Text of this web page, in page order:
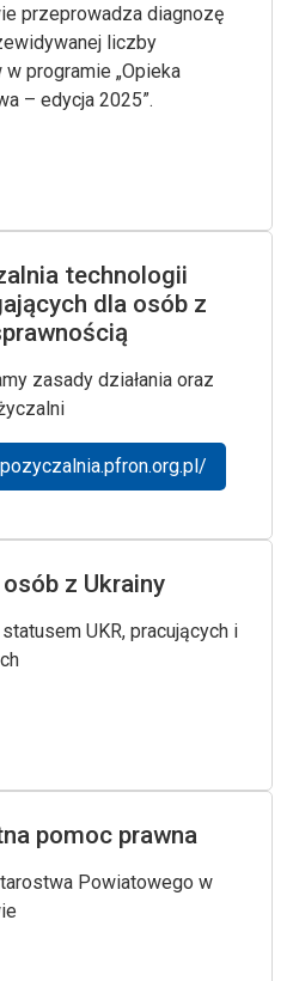
przeprowadza diagnozę
liczby
programie „Opieka
– edycja 2025”.
technologii
dla osób z
zasady działania oraz
z Ukrainy
UKR, pracujących i
pomoc prawna
Powiatowego w